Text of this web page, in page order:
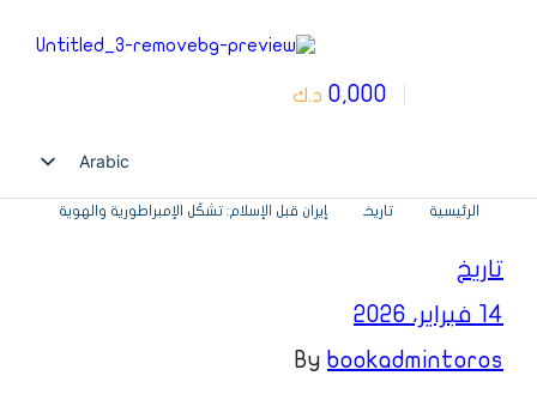
0,000 د.ك
Arabic
English
الرئيسية تاريخ إيران قبل الإسلام: تشكّل الإمبراطورية والهوية
تاريخ
14 فبراير، 2026
By bookadmintoros